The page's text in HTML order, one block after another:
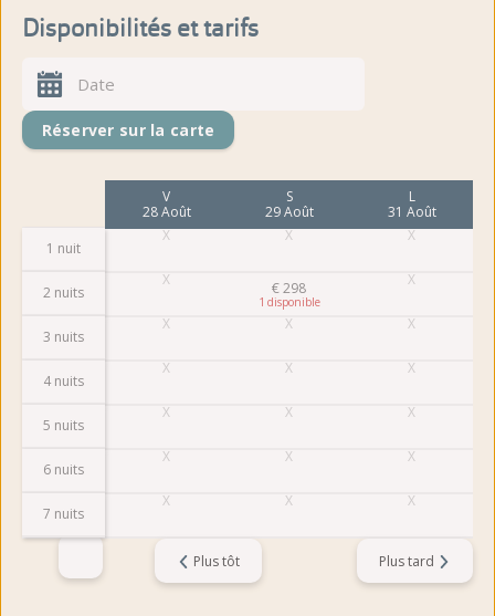
Disponibilités et tarifs
Réserver sur la carte
Plus tôt Plus tard
1 nuit
2 nuits
3 nuits
4 nuits
5 nuits
6 nuits
7 nuits
V
28 Août
S
29 Août
€298
1
L
31 Août